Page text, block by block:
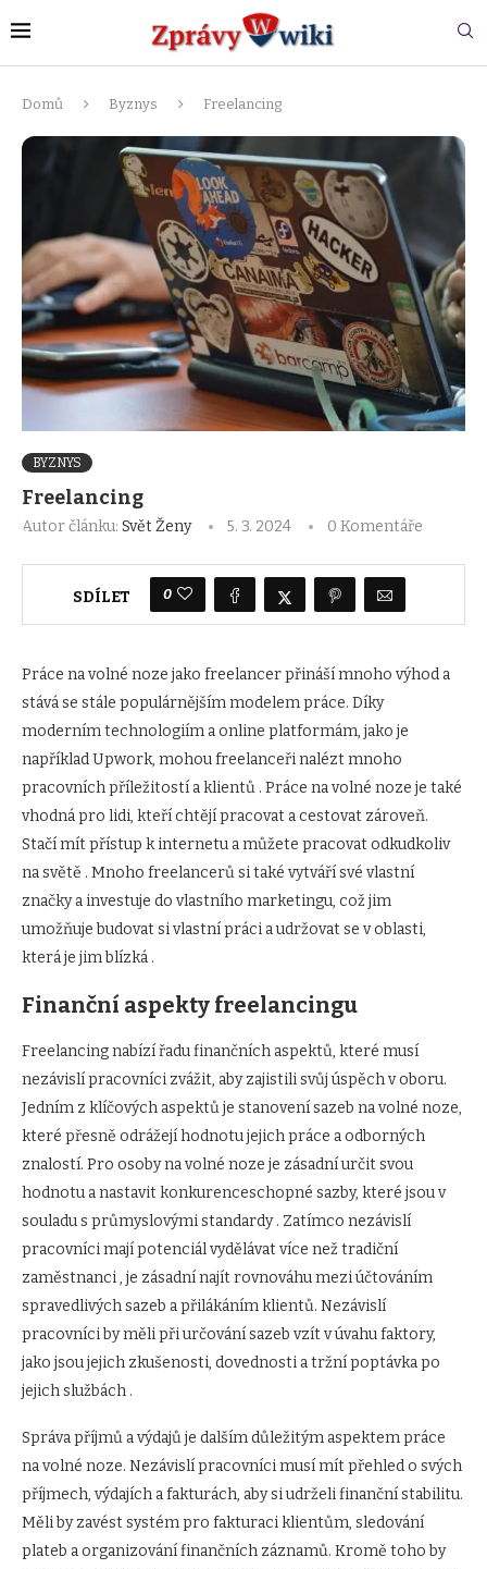
Domů Byznys Freelancing
BYZNYS
Freelancing
Autor článku: Svět Ženy 5. 3. 2024 0 Komentáře
SDÍLET 0
Práce na volné noze jako freelancer přináší mnoho výhod a
stává se stále populárnějším modelem práce. Díky
moderním technologiím a online platformám, jako je
například Upwork, mohou freelanceři nalézt mnoho
pracovních příležitostí a klientů . Práce na volné noze je také
vhodná pro lidi, kteří chtějí pracovat a cestovat zároveň.
Stačí mít přístup k internetu a můžete pracovat odkudkoliv
na světě . Mnoho freelancerů si také vytváří své vlastní
značky a investuje do vlastního marketingu, což jim
umožňuje budovat si vlastní práci a udržovat se v oblasti,
která je jim blízká .
Finanční aspekty freelancingu
Freelancing nabízí řadu finančních aspektů, které musí
nezávislí pracovníci zvážit, aby zajistili svůj úspěch v oboru.
Jedním z klíčových aspektů je stanovení sazeb na volné noze,
které přesně odrážejí hodnotu jejich práce a odborných
znalostí. Pro osoby na volné noze je zásadní určit svou
hodnotu a nastavit konkurenceschopné sazby, které jsou v
souladu s průmyslovými standardy . Zatímco nezávislí
pracovníci mají potenciál vydělávat více než tradiční
zaměstnanci , je zásadní najít rovnováhu mezi účtováním
spravedlivých sazeb a přilákáním klientů. Nezávislí
pracovníci by měli při určování sazeb vzít v úvahu faktory,
jako jsou jejich zkušenosti, dovednosti a tržní poptávka po
jejich službách .
Správa příjmů a výdajů je dalším důležitým aspektem práce
na volné noze. Nezávislí pracovníci musí mít přehled o svých
příjmech, výdajích a fakturách, aby si udrželi finanční stabilitu.
Měli by zavést systém pro fakturaci klientům, sledování
plateb a organizování finančních záznamů. Kromě toho by